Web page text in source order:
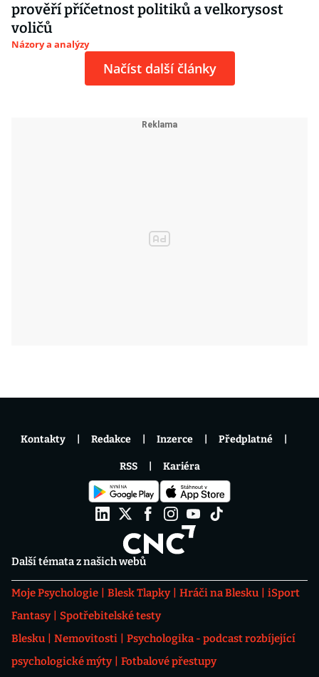
prověří příčetnost politiků a velkorysost
voličů
Názory a analýzy
Načíst další články
Další témata z našich webů
Moje Psychologie Blesk Tlapky Hráči na Blesku
iSport
Fantasy
Spotřebitelské testy
Blesku
Nemovitosti
Psychologika - podcast rozbíjející
psychologické mýty
Fotbalové přestupy
Kontakty Redakce Inzerce Předplatné
RSS Kariéra